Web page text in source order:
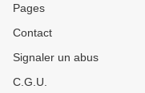
Pages
Contact
Signaler un abus
C.G.U.